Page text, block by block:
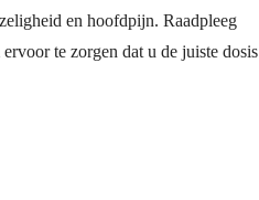
en hoofdpijn. Raadpleeg
te zorgen dat u de juiste dosis